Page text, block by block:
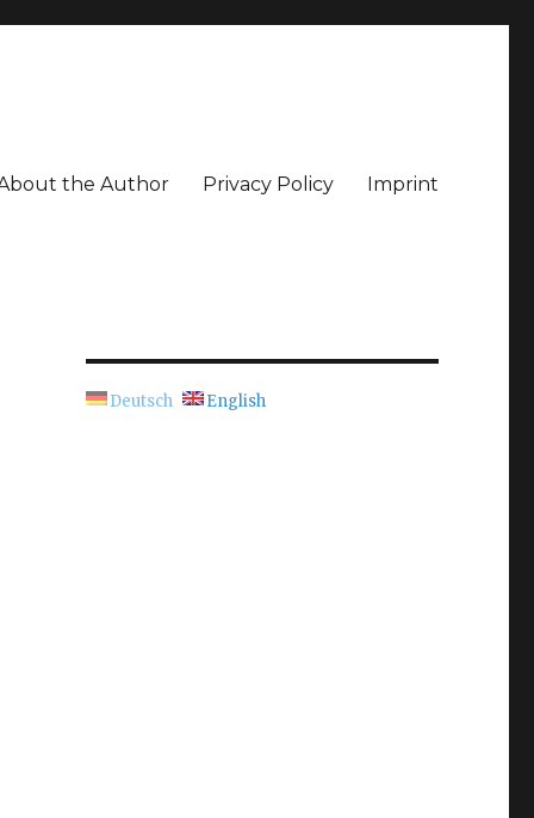
the Author Privacy Policy Imprint
Deutsch English